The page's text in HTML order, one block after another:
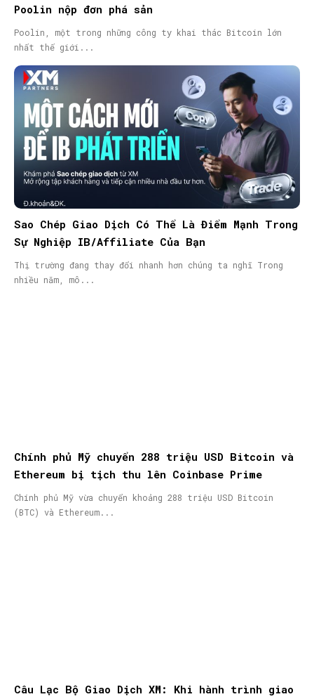
Poolin nộp đơn phá sản
Poolin, một trong những công ty khai thác Bitcoin lớn
nhất thế giới...
Sao Chép Giao Dịch Có Thể Là Điểm Mạnh Trong
Sự Nghiệp IB/Affiliate Của Bạn
Thị trường đang thay đổi nhanh hơn chúng ta nghĩ Trong
nhiều năm, mô...
Chính phủ Mỹ chuyển 288 triệu USD Bitcoin và
Ethereum bị tịch thu lên Coinbase Prime
Chính phủ Mỹ vừa chuyển khoảng 288 triệu USD Bitcoin
(BTC) và Ethereum...
Câu Lạc Bộ Giao Dịch XM: Khi hành trình giao